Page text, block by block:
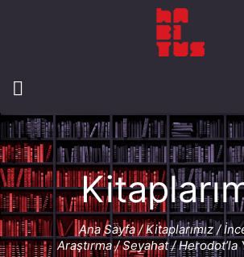
Ana Sayfa/Kitaplarımız/
Araştırma/Seyahat/ Herodot’la